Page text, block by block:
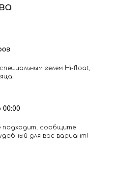
гелем Hi-float,
подходит, сообщите
для вас вариант!